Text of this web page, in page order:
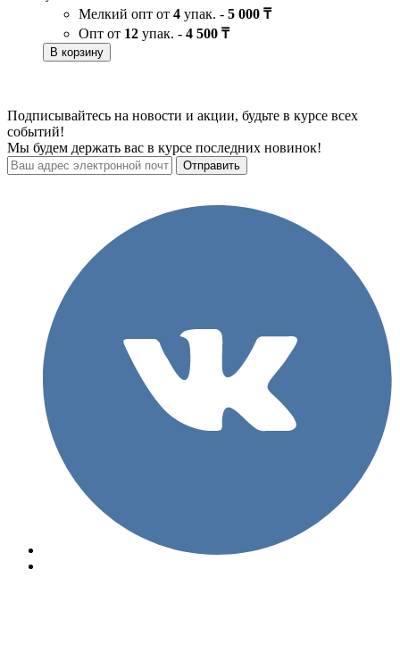
Мелкий опт от 4 упак. - 5 000 ₸
Опт от 12 упак. - 4 500 ₸
В корзину
Подписывайтесь на новости и акции, будьте в курсе всех
событий!
Мы будем держать вас в курсе последних новинок!